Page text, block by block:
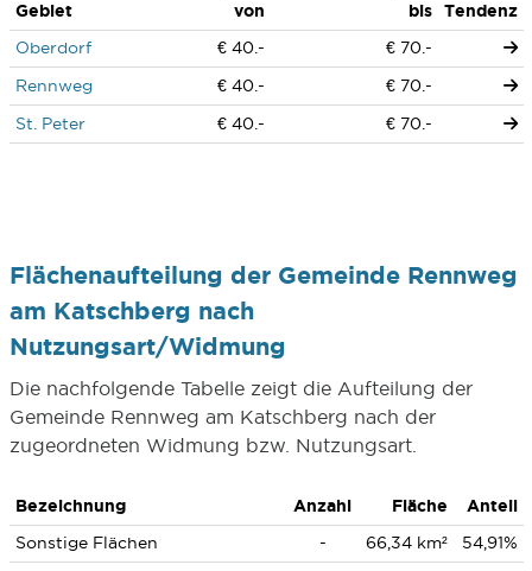
Gebiet
von
bis
Tendenz
Oberdorf
€ 40.-
€ 70.-
Rennweg
€ 40.-
€ 70.-
St. Peter
€ 40.- € 70.-
Flächenaufteilung der Gemeinde Rennweg
am Katschberg nach
Nutzungsart/Widmung
Die nachfolgende Tabelle zeigt die Aufteilung der
Gemeinde Rennweg am Katschberg nach der
zugeordneten Widmung bzw. Nutzungsart.
Bezeichnung Anzahl Fläche
Anteil
Sonstige Flächen
- 66,34 km² 54,91%